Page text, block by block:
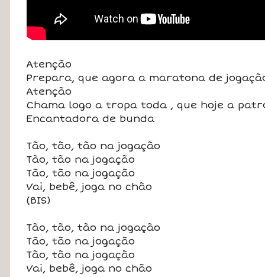
Atenção
Prepara, que agora a maratona de
Atenção
Chama logo a tropa toda , que hoje a
Encantadora de bunda
Tão, tão, tão na jogação
Tão, tão na jogação
Tão, tão na jogação
Vai, bebê, joga no chão
(BIS)
Tão, tão, tão na jogação
Tão, tão na jogação
Tão, tão na jogação
Vai, bebê, joga no chão